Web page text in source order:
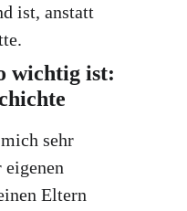
ist, anstatt
wichtig ist:
sehr
Eltern